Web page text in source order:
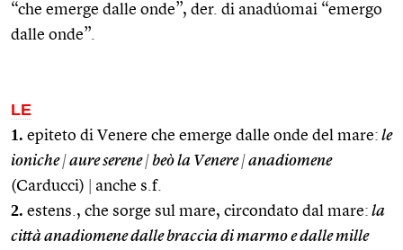
“che emerge dalle onde”, der. di anadúomai “emergo
dalle onde”.
LE
1. epiteto di Venere che emerge dalle onde del mare: le
ioniche|aure serene|beò la Venere|anadiomene
(Carducci)
anche s.f.
2. estens., che sorge sul mare, circondato dal mare: la
città anadiomene dalle braccia di marmo e dalle mille